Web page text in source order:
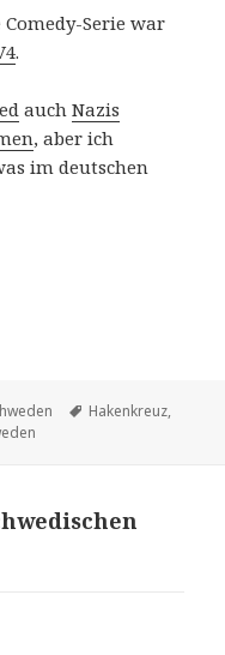
Serie war
.
auchNazis
, aber ich
im deutschen
Schlagwörter
Hakenkreuz,